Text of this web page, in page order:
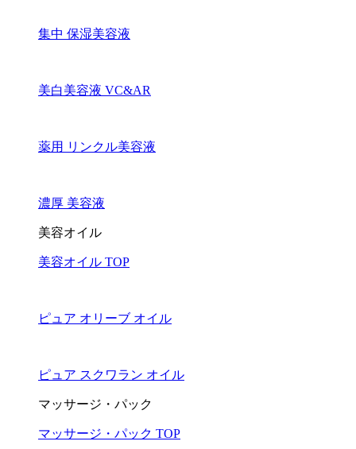
集中 保湿美容液
美白美容液 VC&AR
薬用 リンクル美容液
濃厚 美容液
美容オイル
美容オイル TOP
ピュア オリーブ オイル
ピュア スクワラン オイル
マッサージ・パック
マッサージ・パック TOP